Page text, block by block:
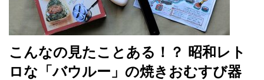
こんなの見たことある！？ 昭和レト
ロな「バウルー」の焼きおむすび器